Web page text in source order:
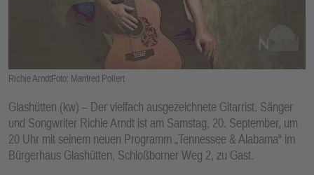
Richie ArndtFoto: Manfred Pollert
Glashütten (kw) – Der vielfach ausgezeichnete Gitarrist, Sänger
und Songwriter Richie Arndt ist am Samstag, 20. September, um
20 Uhr mit seinem neuen Programm „Tennessee & Alabama“ im
Bürgerhaus Glashütten, Schloßborner Weg 2, zu Gast.
E
N